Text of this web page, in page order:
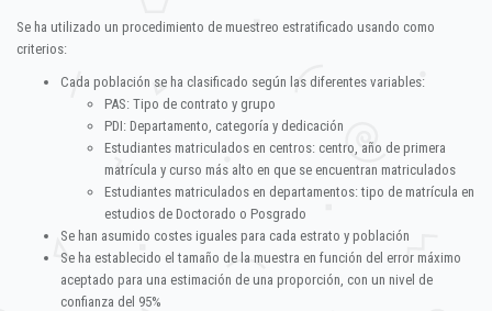
Se ha utilizado un procedimiento de muestreo estratificado usando como
criterios:
Cada población se ha clasificado según las diferentes variables:
PAS: Tipo de contrato y grupo
PDI: Departamento, categoría y dedicación
Estudiantes matriculados en centros: centro, año de primera
matrícula y curso más alto en que se encuentran matriculados
Estudiantes matriculados en departamentos: tipo de matrícula en
estudios de Doctorado o Posgrado
Se han asumido costes iguales para cada estrato y población
Se ha establecido el tamaño de la muestra en función del error máximo
aceptado para una estimación de una proporción, con un nivel de
confianza del 95%